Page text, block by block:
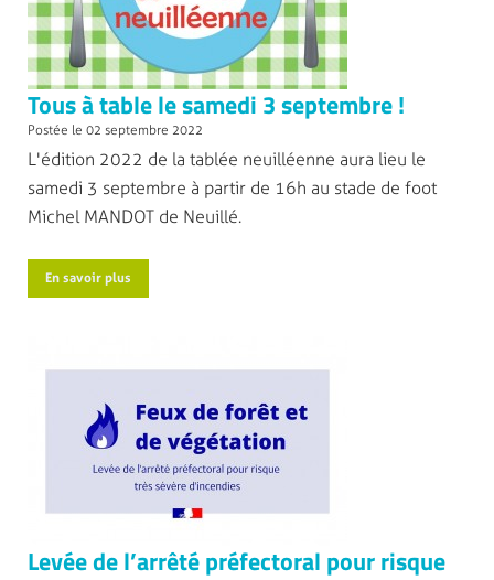
Tous à table le samedi 3 septembre !
Postée le 02 septembre 2022
L'édition 2022 de la tablée neuilléenne aura lieu le
samedi 3 septembre à partir de 16h au stade de foot
Michel MANDOT de Neuillé.
En savoir plus
Levée de l’arrêté préfectoral pour risque